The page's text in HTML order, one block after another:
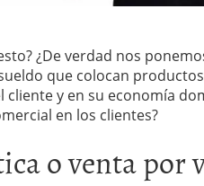
¿De verdad nos
que colocan
cliente y en su economía
en los clientes?
o venta por